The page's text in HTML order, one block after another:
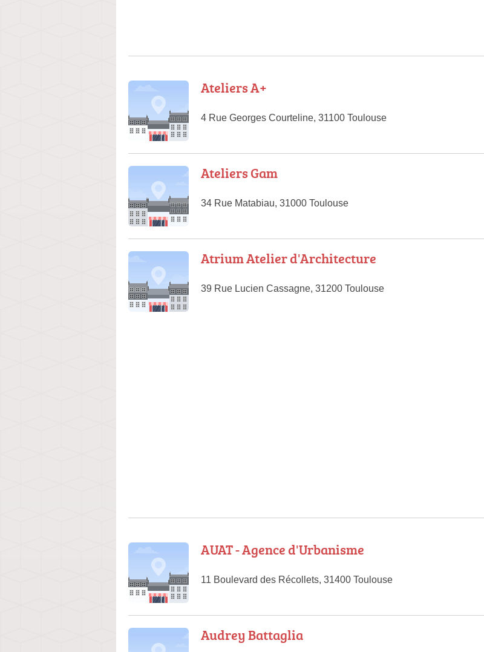
Ateliers A+
4 Rue Georges Courteline, 31100 Toulouse
Ateliers Gam
34 Rue Matabiau, 31000 Toulouse
Atrium Atelier d'Architecture
39 Rue Lucien Cassagne, 31200 Toulouse
AUAT - Agence d'Urbanisme
11 Boulevard des Récollets, 31400 Toulouse
Audrey Battaglia